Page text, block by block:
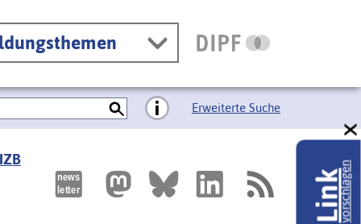
Erweiterte Suche
Linkvorschlagen